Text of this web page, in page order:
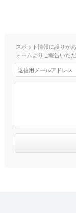
スポット情報に誤りが
ォームよりご報告いた